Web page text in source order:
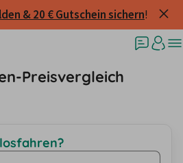
& 20 € Gutschein sichern!
Preisvergleich